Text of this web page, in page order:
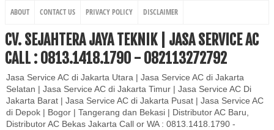
ABOUT CONTACT US PRIVACY POLICY DISCLAIMER
CV. SEJAHTERA JAYA TEKNIK | JASA SERVICE AC
CALL : 0813.1418.1790 - 082113272792
Jasa Service AC di Jakarta Utara | Jasa Service AC di Jakarta
Selatan | Jasa Service AC di Jakarta Timur | Jasa Service AC Di
Jakarta Barat | Jasa Service AC di Jakarta Pusat | Jasa Service AC
di Depok | Bogor | Tangerang dan Bekasi | Distributor AC Baru,
Distributor AC Bekas Jakarta Call or WA : 0813.1418.1790 -